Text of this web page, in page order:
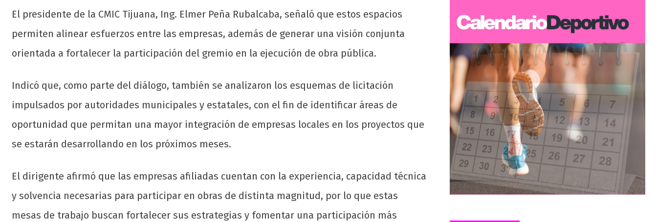
El presidente de la CMIC Tijuana, Ing. Elmer Peña Rubalcaba, señaló que estos espacios
permiten alinear esfuerzos entre las empresas, además de generar una visión conjunta
orientada a fortalecer la participación del gremio en la ejecución de obra pública.
Indicó que, como parte del diálogo, también se analizaron los esquemas de licitación
impulsados por autoridades municipales y estatales, con el fin de identificar áreas de
oportunidad que permitan una mayor integración de empresas locales en los proyectos que
se estarán desarrollando en los próximos meses.
El dirigente afirmó que las empresas afiliadas cuentan con la experiencia, capacidad técnica
y solvencia necesarias para participar en obras de distinta magnitud, por lo que estas
mesas de trabajo buscan fortalecer sus estrategias y fomentar una participación más